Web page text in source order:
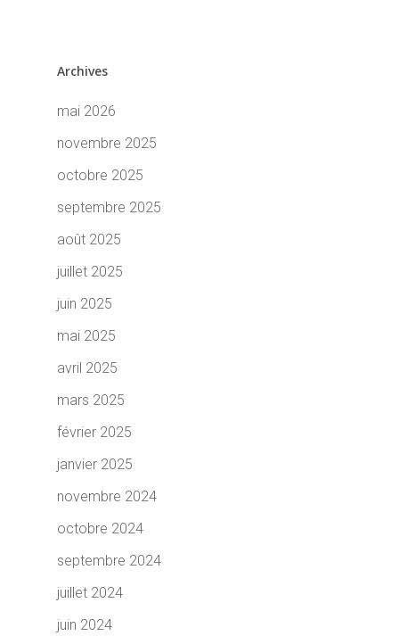
Archives
mai 2026
novembre 2025
octobre 2025
septembre 2025
août 2025
juillet 2025
juin 2025
mai 2025
avril 2025
mars 2025
février 2025
janvier 2025
novembre 2024
octobre 2024
septembre 2024
juillet 2024
juin 2024